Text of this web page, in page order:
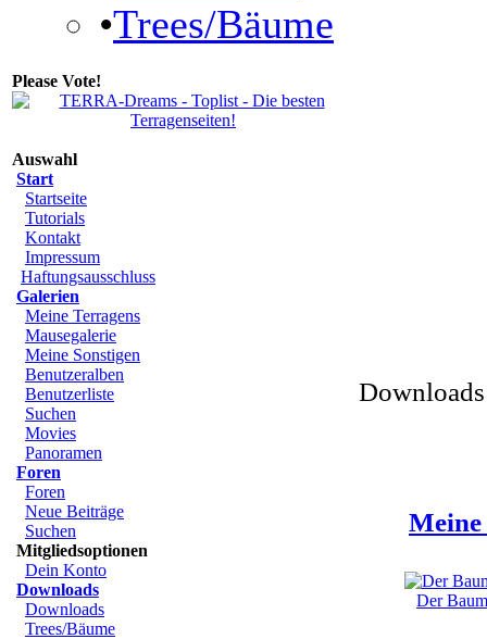
•Trees/Bäume
Please Vote!
Auswahl
Start
Startseite
Tutorials
Kontakt
Impressum
Haftungsausschluss
Galerien
Meine Terragens
Mausegalerie
Meine Sonstigen
Benutzeralben
Benutzerliste
Suchen
Movies
Panoramen
Foren
Foren
Neue Beiträge
Suchen
Mitgliedsoptionen
Dein Konto
Downloads
Downloads
Trees/Bäume
Downloads
Der